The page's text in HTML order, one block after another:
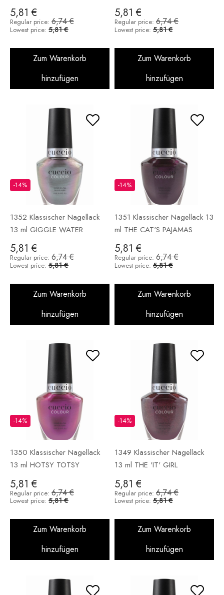
5,81 €
Regular price: 6,74 €
Lowest price: 5,81 €
Zum Warenkorb
hinzufügen
5,81 €
Regular price: 6,74 €
Lowest price: 5,81 €
Zum Warenkorb
hinzufügen
1352 Klassischer Nagellack
13 ml GIGGLE WATER
5,81 €
-14%
Regular price: 6,74 €
Lowest price: 5,81 €
Zum Warenkorb
hinzufügen
1351 Klassischer Nagellack 13
ml THE CAT'S PAJAMAS
5,81 €
-14%
Regular price: 6,74 €
Lowest price: 5,81 €
Zum Warenkorb
hinzufügen
1350 Klassischer Nagellack
13 ml HOTSY TOTSY
5,81 €
-14%
Regular price: 6,74 €
Lowest price: 5,81 €
Zum Warenkorb
hinzufügen
1349 Klassischer Nagellack
13 ml THE 'IT' GIRL
5,81 €
-14%
Regular price: 6,74 €
Lowest price: 5,81 €
Zum Warenkorb
hinzufügen